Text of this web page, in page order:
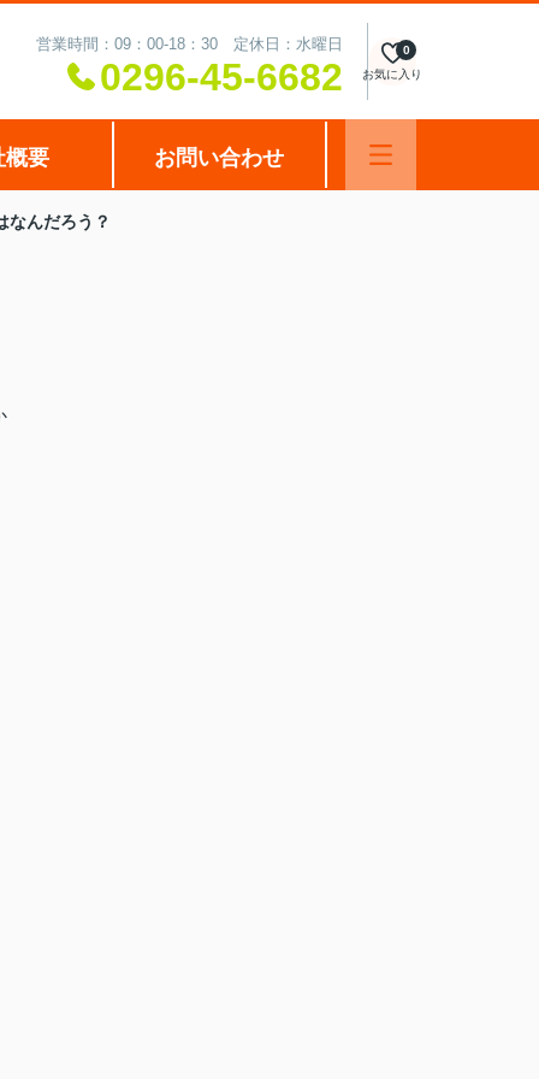
営業時間：09：00-18：30 定休日：水曜日
0296-45-6682 お気に入り
0
概要 お問い合わせ
なんだろう？